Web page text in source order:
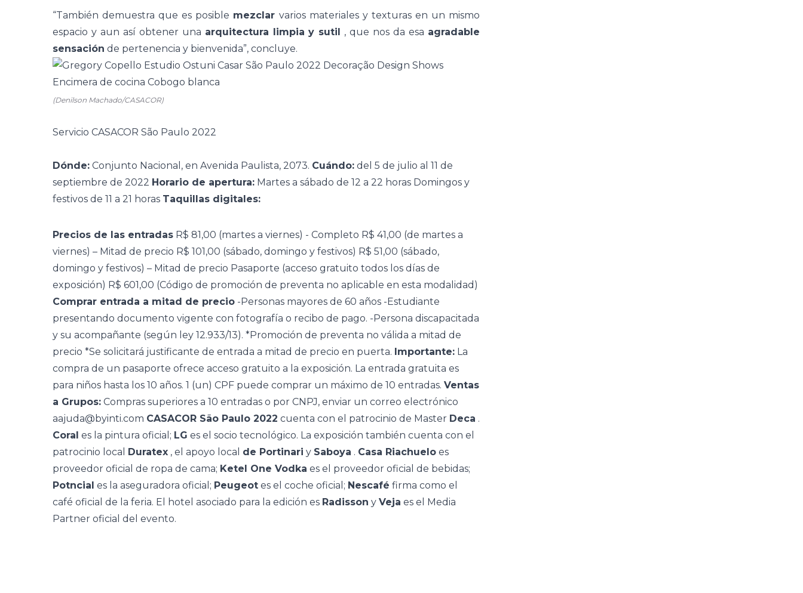
“También demuestra que es posible mezclar varios materiales y texturas en un mismo
espacio y aun así obtener una arquitectura limpia y sutil , que nos da esa agradable
sensación de pertenencia y bienvenida”, concluye.
(Denilson Machado/CASACOR)
Servicio CASACOR São Paulo 2022
Dónde: Conjunto Nacional, en Avenida Paulista, 2073. Cuándo: del 5 de julio al 11 de
septiembre de 2022 Horario de apertura: Martes a sábado de 12 a 22 horas Domingos y
festivos de 11 a 21 horas Taquillas digitales:
Precios de las entradas R$ 81,00 (martes a viernes) - Completo R$ 41,00 (de martes a
viernes) – Mitad de precio R$ 101,00 (sábado, domingo y festivos) R$ 51,00 (sábado,
domingo y festivos) – Mitad de precio Pasaporte (acceso gratuito todos los días de
exposición) R$ 601,00 (Código de promoción de preventa no aplicable en esta modalidad)
Comprar entrada a mitad de precio -Personas mayores de 60 años -Estudiante
presentando documento vigente con fotografía o recibo de pago. -Persona discapacitada
y su acompañante (según ley 12.933/13). *Promoción de preventa no válida a mitad de
precio *Se solicitará justificante de entrada a mitad de precio en puerta. Importante: La
compra de un pasaporte ofrece acceso gratuito a la exposición. La entrada gratuita es
para niños hasta los 10 años. 1 (un) CPF puede comprar un máximo de 10 entradas. Ventas
a Grupos: Compras superiores a 10 entradas o por CNPJ, enviar un correo electrónico
aajuda@byinti.com CASACOR São Paulo 2022 cuenta con el patrocinio de Master Deca .
Coral es la pintura oficial; LG es el socio tecnológico. La exposición también cuenta con el
patrocinio local Duratex , el apoyo local de Portinari y Saboya . Casa Riachuelo es
proveedor oficial de ropa de cama; Ketel One Vodka es el proveedor oficial de bebidas;
Potncial es la aseguradora oficial; Peugeot es el coche oficial; Nescafé firma como el
café oficial de la feria. El hotel asociado para la edición es Radisson y Veja es el Media
Partner oficial del evento.